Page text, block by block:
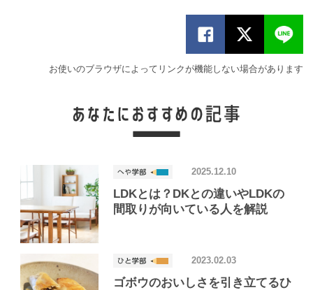
お使いのブラウザによってリンクが機能しない場合があります
LDKとは？DKとの違いやLDKの
間取りが向いている人を解説
2025.12.10
ゴボウのおいしさを引き立てるひ
2023.02.03